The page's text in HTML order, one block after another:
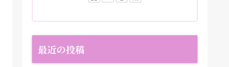
最近の投稿